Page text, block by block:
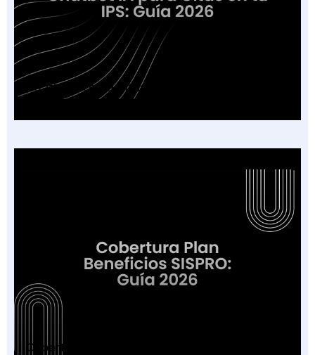
Chatbot IA para Citas en tu IPS: Guía 2026
Cobertura Plan Beneficios SISPRO: Guía 2026